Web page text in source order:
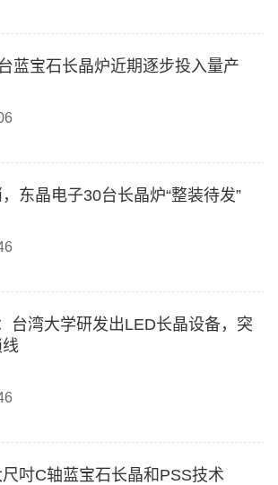
蓝宝石长晶炉近期逐步投入量产
东晶电子30台长晶炉“整装待发”
台湾大学研发出LED长晶设备，突
吋C轴蓝宝石长晶和PSS技术